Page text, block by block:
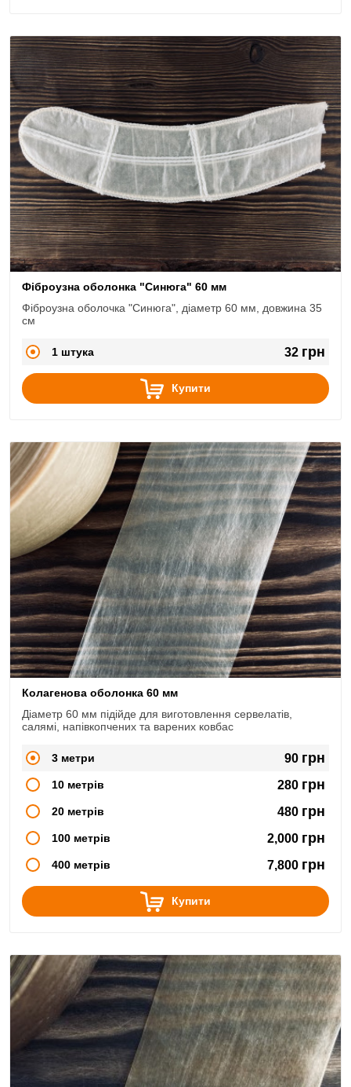
Фіброузна оболонка "Синюга" 60 мм
Фіброузна оболочка "Синюга", діаметр 60 мм, довжина 35
см
1 штука 32 грн
Купити
Колагенова оболонка 60 мм
Діаметр 60 мм підійде для виготовлення сервелатів,
салямі, напівкопчених та варених ковбас
3 метри 90 грн
10 метрів 280 грн
20 метрів 480 грн
100 метрів 2,000 грн
400 метрів 7,800 грн
Купити